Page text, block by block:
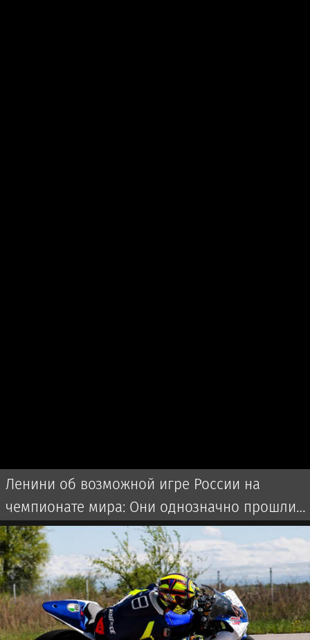
Ленини об возможной игре России на
чемпионате мира: Они однозначно прошли
бы далеко